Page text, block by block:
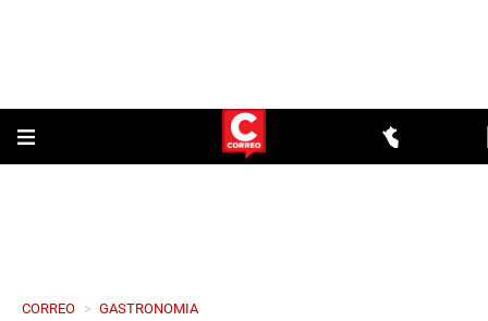
CORREO > GASTRONOMIA